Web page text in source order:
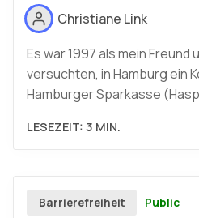
Christiane Link
Es war 1997 als mein Freund
versuchten, in Hamburg ein
Hamburger Sparkasse
LESEZEIT: 3 MIN.
Barrierefreiheit Public